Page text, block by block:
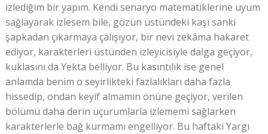
izlediğim bir yapım. Kendi senaryo matematiklerine uyum
sağlayarak izlesem bile, gözün üstündeki kaşı sanki
şapkadan çıkarmaya çalışıyor, bir nevi zekâma hakaret
ediyor, karakterleri üstünden izleyicisiyle dalga geçiyor,
kuklasını da Yekta belliyor. Bu kasıntılık ise genel
anlamda benim o seyirlikteki fazlalıkları daha fazla
hissedip, ondan keyif almamın önüne geçiyor, verilen
bölümü daha derin uçurumlarla izlememi sağlarken
karakterlerle bağ kurmamı engelliyor. Bu haftaki Yargı